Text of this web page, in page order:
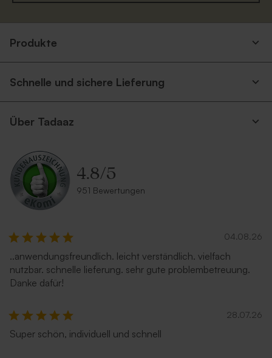
spitzer Klappe
Weißer Umschlag
Produkte
Schnelle und sichere Lieferung
Über Tadaaz
4.8/5
951 Bewertungen
04.08.26
..anwendungsfreundlich. leicht verständlich. vielfach
nutzbar. schnelle lieferung. sehr gute problembetreuung.
Danke dafür!
28.07.26
Super schön, individuell und schnell